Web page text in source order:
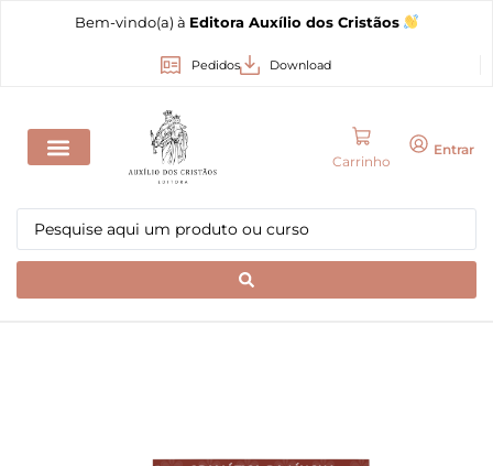
Bem-vindo(a) à Editora Auxílio dos Cristãos
Pedidos Download
Carrinho
Entrar